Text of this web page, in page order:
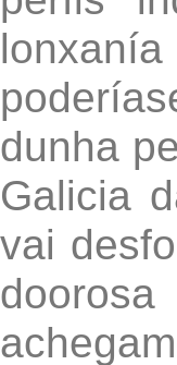
dunha
Galicia
vai